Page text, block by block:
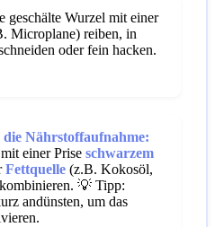
geschälte Wurzel mit einer
Microplane) reiben, in
oder fein hacken.
Nährstoffaufnahme:
einer Prise schwarzem
Fettquelle (z.B. Kokosöl,
💡 Tipp:
andünsten, um das